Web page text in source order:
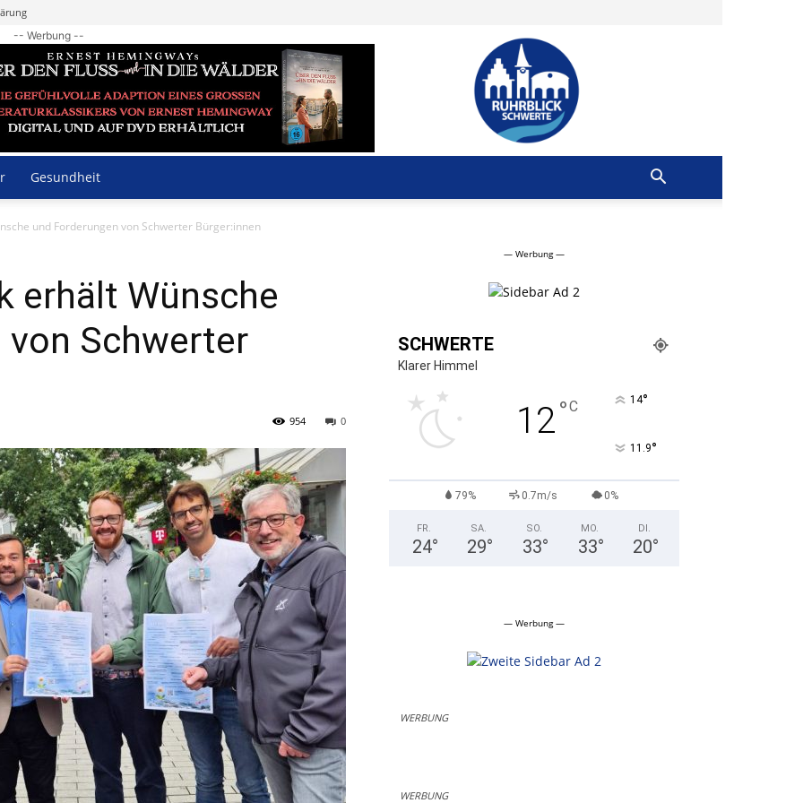
Ruhrblick
Schwerte
-- Werbung --
Gesundheit
und Forderungen von Schwerter Bürger:innen
erhält Wünsche
von Schwerter
0
954
— Werbung —
SCHWERTE
Klarer Himmel
12°C 14°
11.9°
79% 0.7m/s 0%
FR.
24°
SA.
29°
SO.
33°
MO.
33°
DI.
20°
— Werbung —
WERBUNG
WERBUNG